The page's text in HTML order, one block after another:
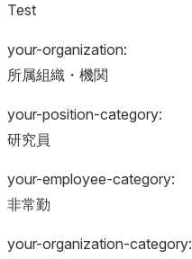
Test
your-organization:
所属組織・機関
your-position-category:
研究員
your-employee-category:
非常勤
your-organization-category: